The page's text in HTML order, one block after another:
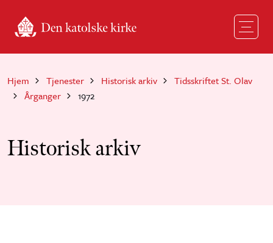
Hjem Tjenester Historisk arkiv
Tidsskriftet St. Olav
Årganger
1972
Historisk arkiv